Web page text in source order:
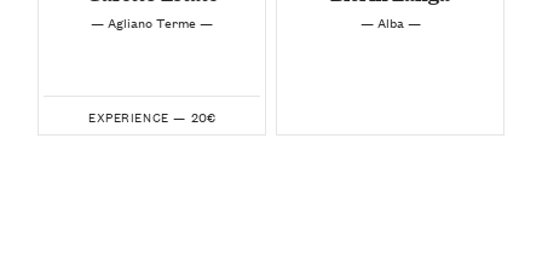
— Agliano Terme —
EXPERIENCE — 20€
— Alba —